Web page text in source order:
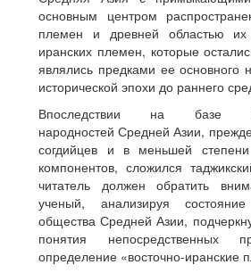
основным центром
племен и древней областью
иранских племен, которые
являлись предками ее основного
исторической эпохи до раннего
Впоследствии на базе
народностей Средней Азии,
согдийцев и в меньшей
компонентов, сложился
читатель должен обратить
ученый, анализируя состояние
общества Средней Азии,
понятия непосредственных
определение «восточно-иранские